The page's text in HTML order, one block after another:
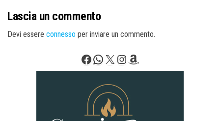
Lascia un commento
Devi essere connesso per inviare un commento.
Facebook
WhatsApp
X Instagram
Amazon